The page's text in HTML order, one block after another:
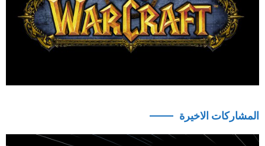
المشاركات الاخيرة